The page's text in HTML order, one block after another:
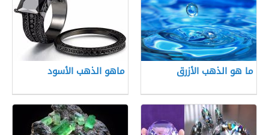
ما هو الذهب الأزرق ماهو الذهب الأسود